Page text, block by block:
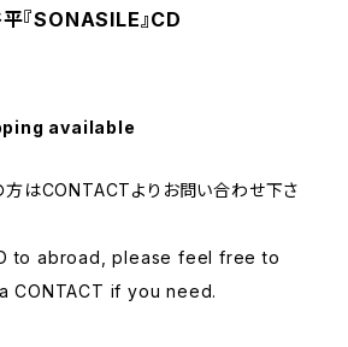
『SONASILE』CD
available
はCONTACTよりお問い合わせ下さ
to abroad, please feel free to
CONTACT if you need.